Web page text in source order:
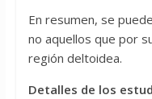
En resumen, se
no aquellos que por
región deltoidea.
Detalles de los